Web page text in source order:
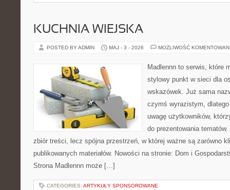
KUCHNIA WIEJSKA
POSTED BY ADMIN MAJ - 3 - 2026 MOŻLIWOŚĆ
Madlennn to serwis, które
stylowy punkt w sieci dla
wskazówek. Już sama
czymś wyrazistym,
uwagę użytkowników,
do prezentowania
zbiór treści, lecz spójna przestrzeń, w której ważne są zarówno
publikowanych materiałów. Nowości na stronie: Dom i
Strona Madlennn może […]
CATEGORIES: ARTYKUŁY SPONSOROWANE